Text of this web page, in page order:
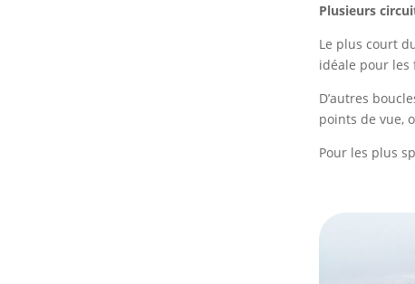
Plusieurs
Le plus court
idéale pour les
D’autres
points de vue,
Pour les plus